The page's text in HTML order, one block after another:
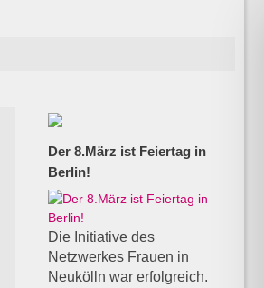
Der 8.März ist Feiertag in
Berlin!
Die Initiative des
Netzwerkes Frauen in
Neukölln war erfolgreich.